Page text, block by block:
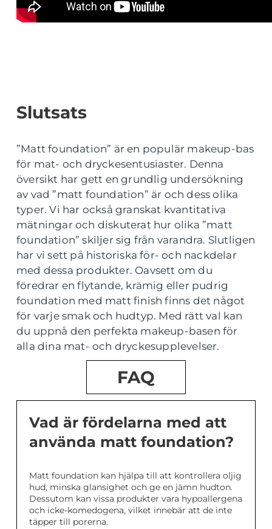
Slutsats
”Matt foundation” är en populär makeup-bas
för mat- och dryckesentusiaster. Denna
översikt har gett en grundlig undersökning
av vad ”matt foundation” är och dess olika
typer. Vi har också granskat kvantitativa
mätningar och diskuterat hur olika ”matt
foundation” skiljer sig från varandra. Slutligen
har vi sett på historiska för- och nackdelar
med dessa produkter. Oavsett om du
föredrar en flytande, krämig eller pudrig
foundation med matt finish finns det något
för varje smak och hudtyp. Med rätt val kan
du uppnå den perfekta makeup-basen för
alla dina mat- och dryckesupplevelser.
FAQ
Vad är fördelarna med att
använda matt foundation?
Matt foundation kan hjälpa till att kontrollera oljig
hud, minska glansighet och ge en jämn hudton.
Dessutom kan vissa produkter vara hypoallergena
och icke-komedogena, vilket innebär att de inte
täpper till porerna.